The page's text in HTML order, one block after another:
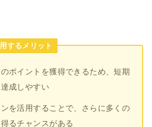
するメリット
ポイントを獲得できるため、短期
成しやすい
を活用することで、さらに多くの
るチャンスがある